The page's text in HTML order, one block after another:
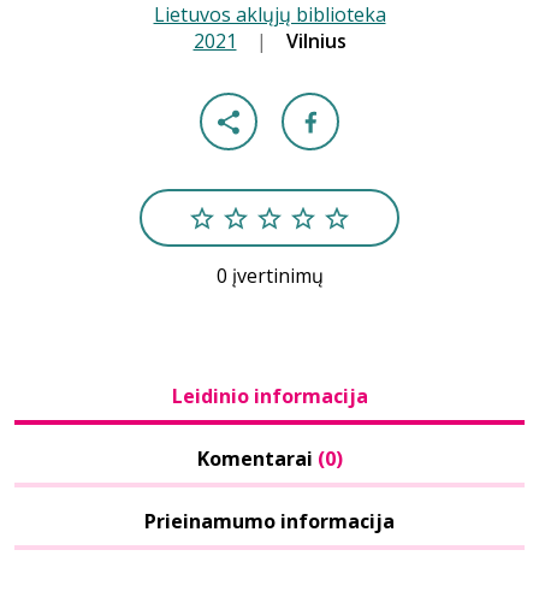
Lietuvos aklųjų biblioteka
2021 | Vilnius
0 įvertinimų
Leidinio informacija
Komentarai (0)
Prieinamumo informacija